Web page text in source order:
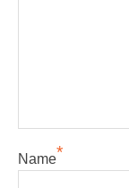
Name*